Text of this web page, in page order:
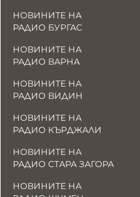
НОВИНИТЕ НА
РАДИО БУРГАС
НОВИНИТЕ НА
РАДИО ВАРНА
НОВИНИТЕ НА
РАДИО ВИДИН
НОВИНИТЕ НА
РАДИО КЪРДЖАЛИ
НОВИНИТЕ НА
РАДИО СТАРА ЗАГОРА
НОВИНИТЕ НА